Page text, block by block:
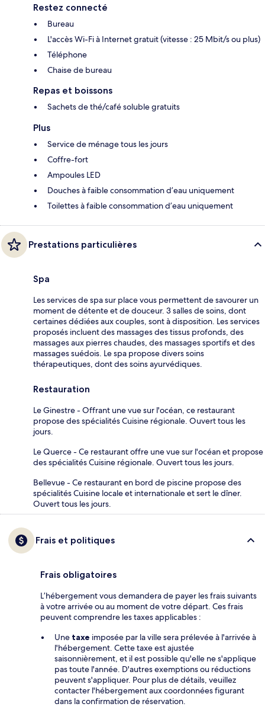
Restez connecté
Bureau
L'accès Wi-Fi à Internet gratuit (vitesse : 25 Mbit/s ou plus)
Téléphone
Chaise de bureau
Repas et boissons
Sachets de thé/café soluble gratuits
Plus
Service de ménage tous les jours
Coffre-fort
Ampoules LED
Douches à faible consommation d’eau uniquement
Toilettes à faible consommation d’eau uniquement
Prestations particulières
Spa
Les services de spa sur place vous permettent de savourer un
moment de détente et de douceur. 3 salles de soins, dont
certaines dédiées aux couples, sont à disposition. Les services
proposés incluent des massages des tissus profonds, des
massages aux pierres chaudes, des massages sportifs et des
massages suédois. Le spa propose divers soins
thérapeutiques, dont des soins ayurvédiques.
Restauration
Le Ginestre - Offrant une vue sur l'océan, ce restaurant
propose des spécialités Cuisine régionale. Ouvert tous les
jours.
Le Querce - Ce restaurant offre une vue sur l'océan et propose
des spécialités Cuisine régionale. Ouvert tous les jours.
Bellevue - Ce restaurant en bord de piscine propose des
spécialités Cuisine locale et internationale et sert le dîner.
Ouvert tous les jours.
Frais et politiques
Frais obligatoires
L’hébergement vous demandera de payer les frais suivants
à votre arrivée ou au moment de votre départ. Ces frais
peuvent comprendre les taxes applicables :
Une taxe imposée par la ville sera prélevée à l'arrivée à
l'hébergement. Cette taxe est ajustée
saisonnièrement, et il est possible qu'elle ne s'applique
pas toute l'année. D'autres exemptions ou réductions
peuvent s'appliquer. Pour plus de détails, veuillez
contacter l'hébergement aux coordonnées figurant
dans la confirmation de réservation.